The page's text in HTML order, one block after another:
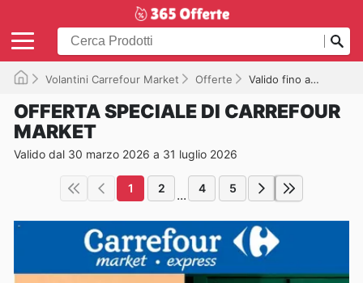
Volantini Carrefour Market Offerte Valido fino a 31/07/2026
OFFERTA SPECIALE DI CARREFOUR
MARKET
Valido dal 30 marzo 2026 a 31 luglio 2026
1 2 ... 4 5